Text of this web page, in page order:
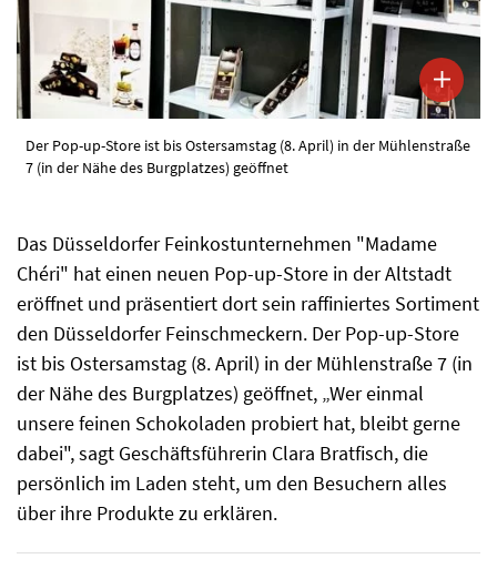
Der Pop-up-Store ist bis Ostersamstag (8. April) in der Mühlenstraße
7 (in der Nähe des Burgplatzes) geöffnet
Das Düsseldorfer Feinkostunternehmen "Madame
Chéri" hat einen neuen Pop-up-Store in der Altstadt
eröffnet und präsentiert dort sein raffiniertes Sortiment
den Düsseldorfer Feinschmeckern. Der Pop-up-Store
ist bis Ostersamstag (8. April) in der Mühlenstraße 7 (in
der Nähe des Burgplatzes) geöffnet, „Wer einmal
unsere feinen Schokoladen probiert hat, bleibt gerne
dabei", sagt Geschäftsführerin Clara Bratfisch, die
persönlich im Laden steht, um den Besuchern alles
über ihre Produkte zu erklären.